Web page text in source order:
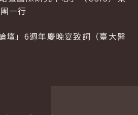
一行
壇」6週年慶晚宴致詞（臺大醫